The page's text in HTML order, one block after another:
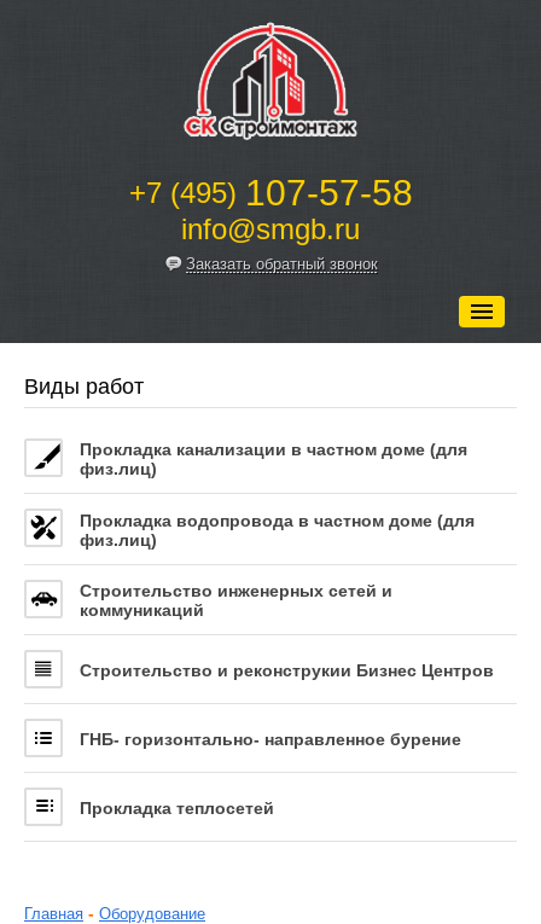
+7 (495) 107-57-58
info@smgb.ru
Заказать обратный звонок
О нас
Наши работы
Услуги
Оборудование
Статьи
Контакты
Виды работ
Прокладка канализации в частном доме (для
физ.лиц)
Прокладка водопровода в частном доме (для
физ.лиц)
Строительство инженерных сетей и
коммуникаций
Строительство и реконструкии Бизнес Центров
ГНБ- горизонтально- направленное бурение
Прокладка теплосетей
Главная - Оборудование